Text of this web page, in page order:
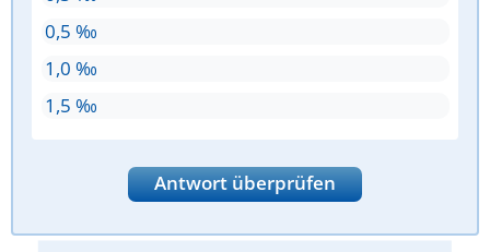
0,5 ‰
1,0 ‰
1,5 ‰
Antwort überprüfen